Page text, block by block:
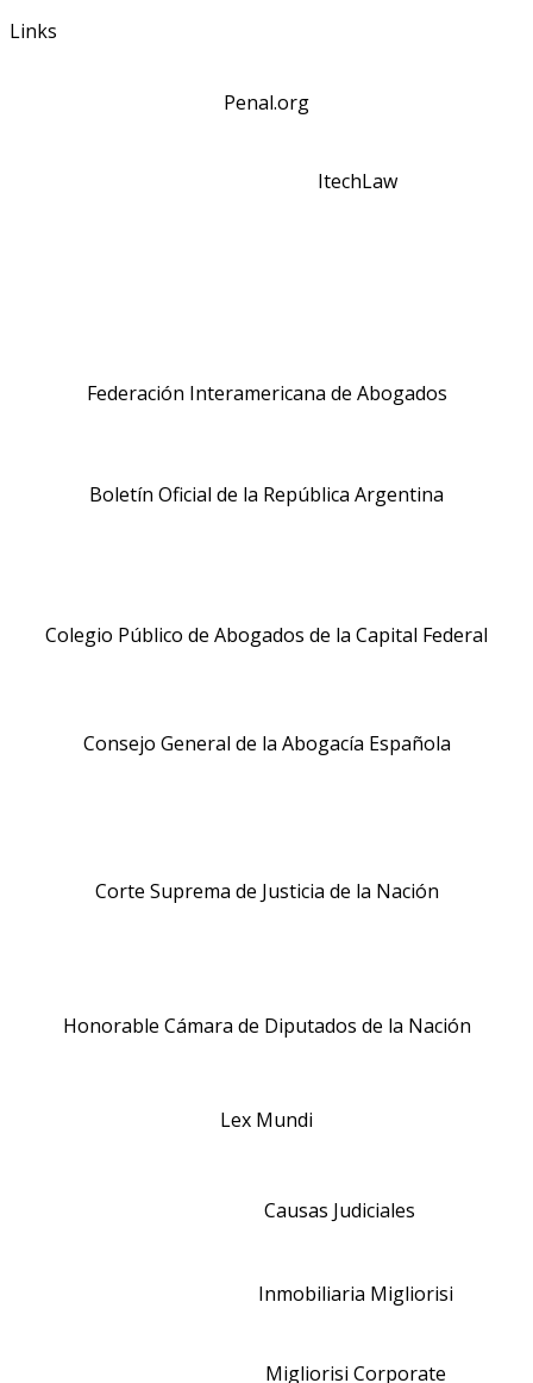
Links
Penal.org
ItechLaw
Federación Interamericana de Abogados
Boletín Oficial de la República Argentina
Colegio Público de Abogados de la Capital Federal
Consejo General de la Abogacía Española
Corte Suprema de Justicia de la Nación
Honorable Cámara de Diputados de la Nación
Lex Mundi
Causas Judiciales
Inmobiliaria Migliorisi
Migliorisi Corporate